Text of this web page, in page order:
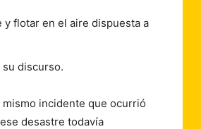
y flotar en el aire dispuesta a
su discurso.
incidente que ocurrió
desastre todavía